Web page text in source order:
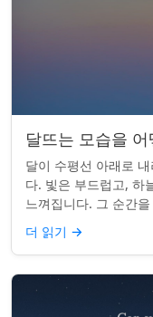
달뜨는 모습을
달이 수평선 아래로
다. 빛은 부드럽고, 하
느껴집니다. 그 순간
치가 있습니다. 간단한
더 읽기 →